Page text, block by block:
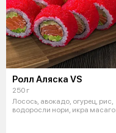
Ролл Аляска VS
250 г
Лосось, авокадо, огурец, рис,
водоросли нори, икра масаго.